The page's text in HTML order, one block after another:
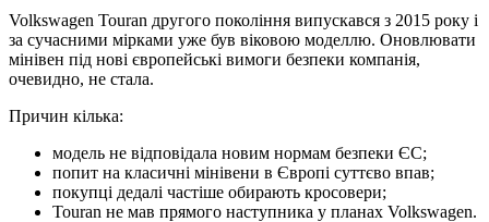
Volkswagen Touran другого покоління випускався з 2015 року і
за сучасними мірками уже був віковою моделлю. Оновлювати
мінівен під нові європейські вимоги безпеки компанія,
очевидно, не стала.
Причин кілька:
модель не відповідала новим нормам безпеки ЄС;
попит на класичні мінівени в Європі суттєво впав;
покупці дедалі частіше обирають кросовери;
Touran не мав прямого наступника у планах Volkswagen.